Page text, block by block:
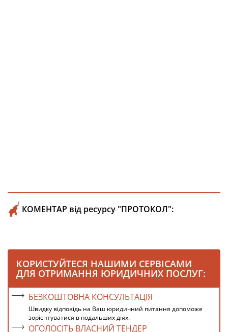
КОМЕНТАР від ресурсу "ПРОТОКОЛ":
КОРИСТУЙТЕСЯ НАШИМИ СЕРВІСАМИ
ДЛЯ ОТРИМАННЯ ЮРИДИЧНИХ ПОСЛУГ:
БЕЗКОШТОВНА КОНСУЛЬТАЦІЯ
Швидку відповідь на Ваш юридичний питання допоможе
зорієнтуватися в подальших діях.
ОГОЛОСІТЬ ВЛАСНИЙ ТЕНДЕР